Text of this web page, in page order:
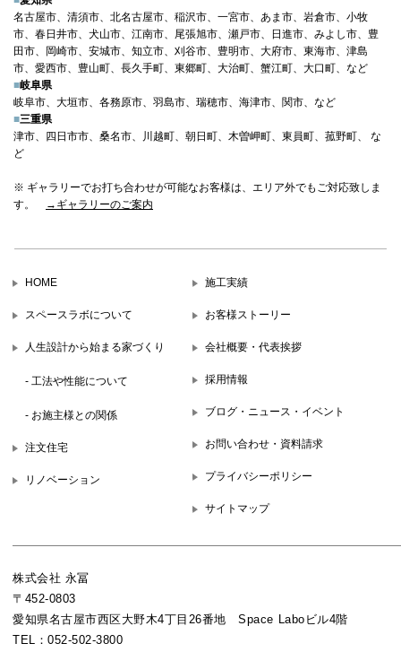
名古屋市、清須市、北名古屋市、稲沢市、一宮市、あま市、岩倉市、小牧
市、春日井市、犬山市、江南市、尾張旭市、瀬戸市、日進市、みよし市、豊
田市、岡崎市、安城市、知立市、刈谷市、豊明市、大府市、東海市、津島
市、愛西市、豊山町、長久手町、東郷町、大治町、蟹江町、大口町、など
■岐阜県
岐阜市、大垣市、各務原市、羽島市、瑞穂市、海津市、関市、など
■三重県
津市、四日市市、桑名市、川越町、朝日町、木曽岬町、東員町、菰野町、 な
ど
※ ギャラリーでお打ち合わせが可能なお客様は、エリア外でもご対応致しま
す。
→ギャラリーのご案内
HOME
スペースラボについて
人生設計から始まる家づくり
- 工法や性能について
- お施主様との関係
注文住宅
リノベーション
施工実績
お客様ストーリー
会社概要・代表挨拶
採用情報
ブログ・ニュース・イベント
お問い合わせ・資料請求
プライバシーポリシー
サイトマップ
株式会社 永冨
〒452-0803
愛知県名古屋市西区大野木4丁目26番地 Space Laboビル4階
TEL：052-502-3800